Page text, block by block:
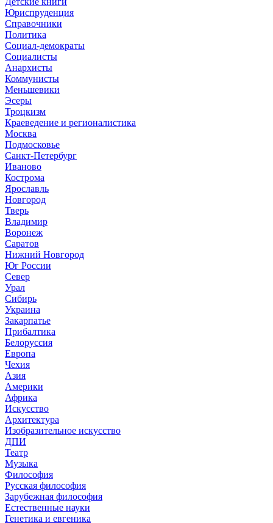
Юриспруденция
Справочники
Политика
Социал-демократы
Социалисты
Анархисты
Коммунисты
Меньшевики
Эсеры
Троцкизм
Краеведение и регионалистика
Москва
Подмосковье
Санкт-Петербург
Иваново
Кострома
Ярославль
Новгород
Тверь
Владимир
Воронеж
Саратов
Нижний Новгород
Юг России
Север
Урал
Сибирь
Украина
Закарпатье
Прибалтика
Белоруссия
Европа
Чехия
Азия
Америки
Африка
Искусство
Архитектура
Изобразительное искусство
ДПИ
Театр
Музыка
Философия
Русская философия
Зарубежная философия
Естественные науки
Генетика и евгеника